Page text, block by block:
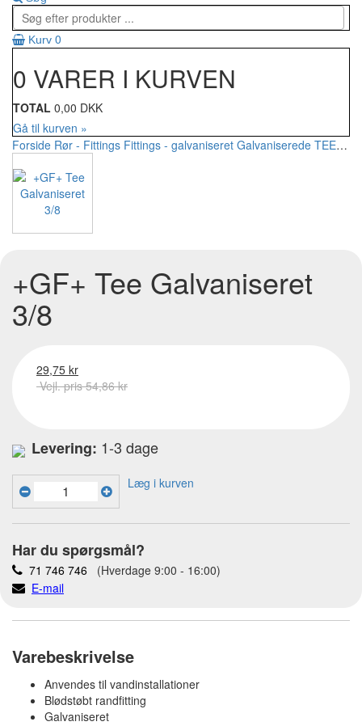
Kurv 0
0 VARER I KURVEN
TOTAL 0,00 DKK
Gå til kurven »
Forside Rør - Fittings Fittings - galvaniseret Galvaniserede TEE
+GF+ Tee Galvaniseret
3/8
29,75 kr
Vejl. pris 54,86 kr
Levering: 1-3 dage
Læg i kurven
Har du spørgsmål?
71 746 746 (Hverdage 9:00 - 16:00)
E-mail
Varebeskrivelse
Anvendes til vandinstallationer
Blødstøbt randfitting
Galvaniseret